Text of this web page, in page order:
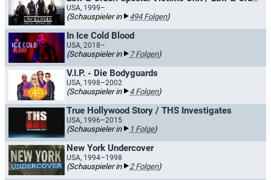
USA, 1999–
(Schauspieler in 494 Folgen)
In Ice Cold Blood
USA, 2018–
(Schauspieler in 7 Folgen)
V.I.P. - Die Bodyguards
USA, 1998–2002
(Schauspieler in 4 Folgen)
True Hollywood Story / THS Investigates
USA, 1996–2015
(Schauspieler in 1 Folge)
New York Undercover
USA, 1994–1998
(Schauspieler in 2 Folgen)